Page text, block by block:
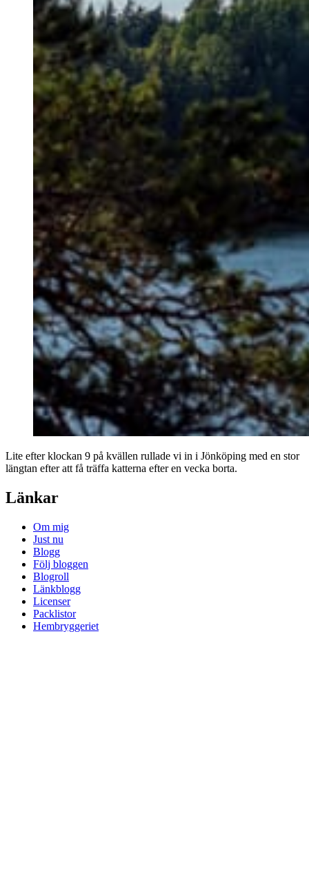
Lite efter klockan 9 på kvällen rullade vi in i Jönköping med en stor
längtan efter att få träffa katterna efter en vecka borta.
Länkar
Om mig
Just nu
Blogg
Följ bloggen
Blogroll
Länkblogg
Licenser
Packlistor
Hembryggeriet